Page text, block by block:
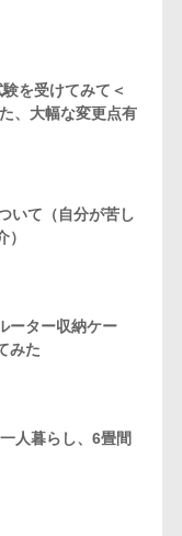
を受けてみて＜
、大幅な変更点有
いて（自分が苦し
ーター収納ケー
みた
人暮らし、6畳間